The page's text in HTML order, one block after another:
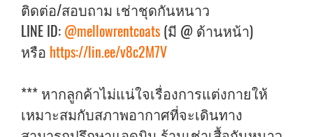
ติดต่อ/สอบถาม เช่าชุดกันหนาว
LINE ID: @mellowrentcoats (มี @ ด้านหน้า)
หรือ https://lin.ee/v8c2M7V
*** หากลูกค้าไม่แน่ใจเรื่องการแต่งกายให้
เหมาะสมกับสภาพอากาศที่จะเดินทาง